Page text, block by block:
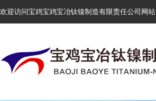
欢迎访问宝鸡宝鸡宝冶钛镍制造有限责任公司网站